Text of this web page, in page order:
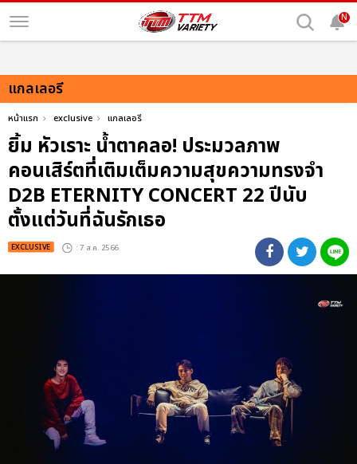
N
แกลเลอรี
หน้าแรก exclusive แกลเลอรี
ยิ้ม หัวเราะ น้ำตาคลอ! ประมวลภาพ
คอนเสิร์ตที่เติมเต็มความสุขความทรงจำ
D2B ETERNITY CONCERT 22 ปีนับ
ตั้งแต่วันที่ฉันรักเธอ
EXCLUSIVE : 7 ส.ค. 2566